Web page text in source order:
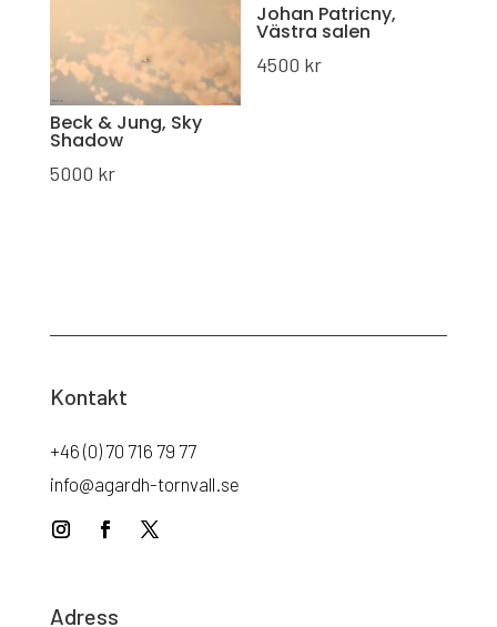
Beck & Jung, Sky
Shadow
5000 kr
Johan Patricny,
Västra salen
4500 kr
Kontakt
+46 (0) 70 716 79 77
info@agardh-tornvall.se
Adress